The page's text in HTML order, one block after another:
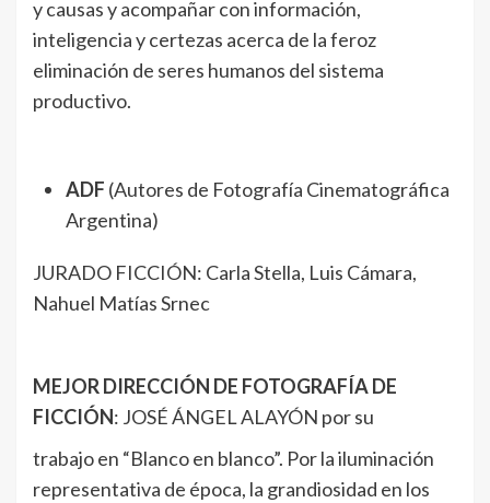
y causas y acompañar con información,
inteligencia y certezas acerca de la feroz
eliminación de seres humanos del sistema
productivo.
ADF (Autores de Fotografía Cinematográfica
Argentina)
JURADO FICCIÓN: Carla Stella, Luis Cámara,
Nahuel Matías Srnec
MEJOR DIRECCIÓN DE FOTOGRAFÍA DE
FICCIÓN: JOSÉ ÁNGEL ALAYÓN por su
trabajo en “Blanco en blanco”. Por la iluminación
representativa de época, la grandiosidad en los